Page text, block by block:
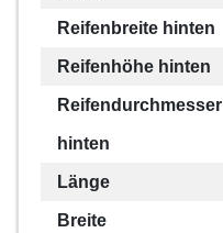
Reifenbreite hinten
Reifenhöhe hinten
Reifendurchmesser
hinten
Länge
Breite